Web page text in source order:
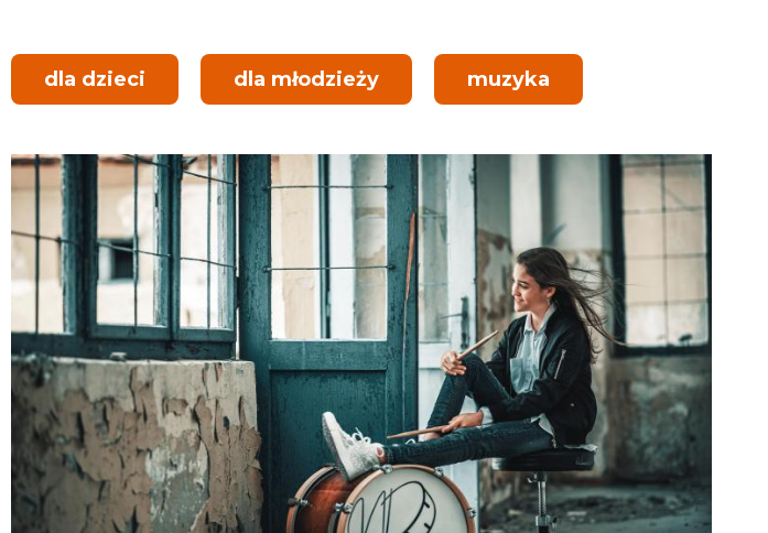
dla dzieci dla młodzieży muzyka